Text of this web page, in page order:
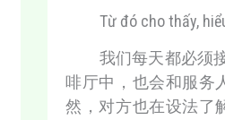
Từ đó cho thấy,
我们每天都必须
啡厅中，也会和服务
然，对方也在设法了